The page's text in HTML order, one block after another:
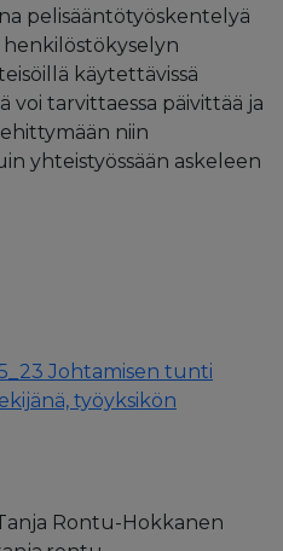
pelisääntötyöskentelyä
käytettävissä
voi tarvittaessa päivittää ja
niin
yhteistyössään askeleen
Johtamisen tunti
työyksikön
Rontu-Hokkanen